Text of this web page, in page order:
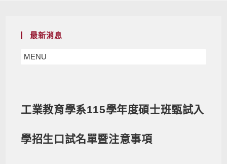
最新消息
MENU
工業教育學系115學年度碩士班甄試入
學招生口試名單暨注意事項